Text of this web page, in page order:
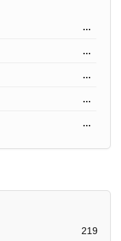
...
...
...
...
...
219